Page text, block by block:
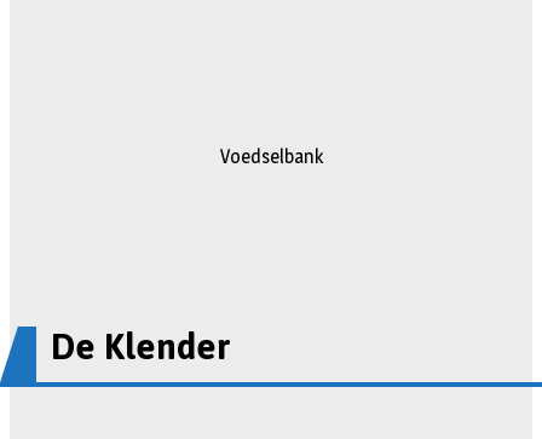
Voedselbank
De Klender